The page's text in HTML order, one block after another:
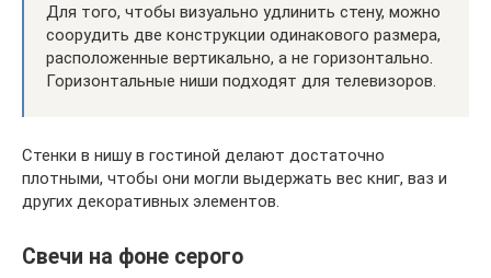
Для того, чтобы визуально удлинить стену, можно
соорудить две конструкции одинакового размера,
расположенные вертикально, а не горизонтально.
Горизонтальные ниши подходят для телевизоров.
Стенки в нишу в гостиной делают достаточно
плотными, чтобы они могли выдержать вес книг, ваз и
других декоративных элементов.
Свечи на фоне серого